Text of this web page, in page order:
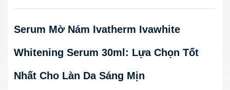
Serum Mờ Nám Ivatherm Ivawhite
Whitening Serum 30ml: Lựa Chọn Tốt
Nhất Cho Làn Da Sáng Mịn